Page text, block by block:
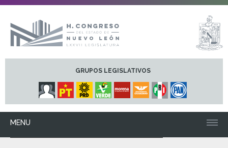
GRUPOS LEGISLATIVOS
MENU